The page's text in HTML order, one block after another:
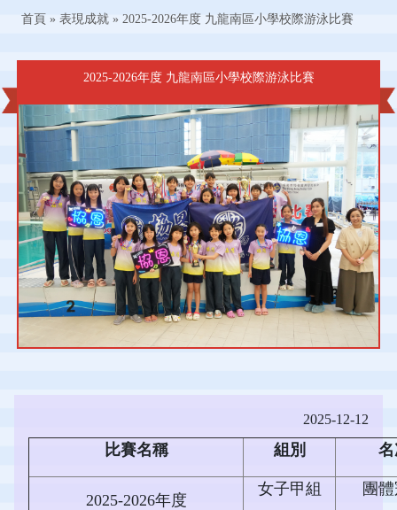
首頁 » 表現成就 » 2025-2026年度 九龍南區小學校際游泳比賽
2025-2026年度 九龍南區小學校際游泳比賽
2025-12-12
比賽名稱 組別
2025-2026年度
女子甲組 團